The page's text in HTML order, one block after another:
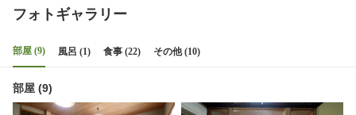
フォトギャラリー
部屋 (9) 風呂 (1) 食事 (22) その他 (10)
部屋 (9)